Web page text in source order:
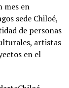
mes en
sede Chiloé,
de personas
artistas
en el